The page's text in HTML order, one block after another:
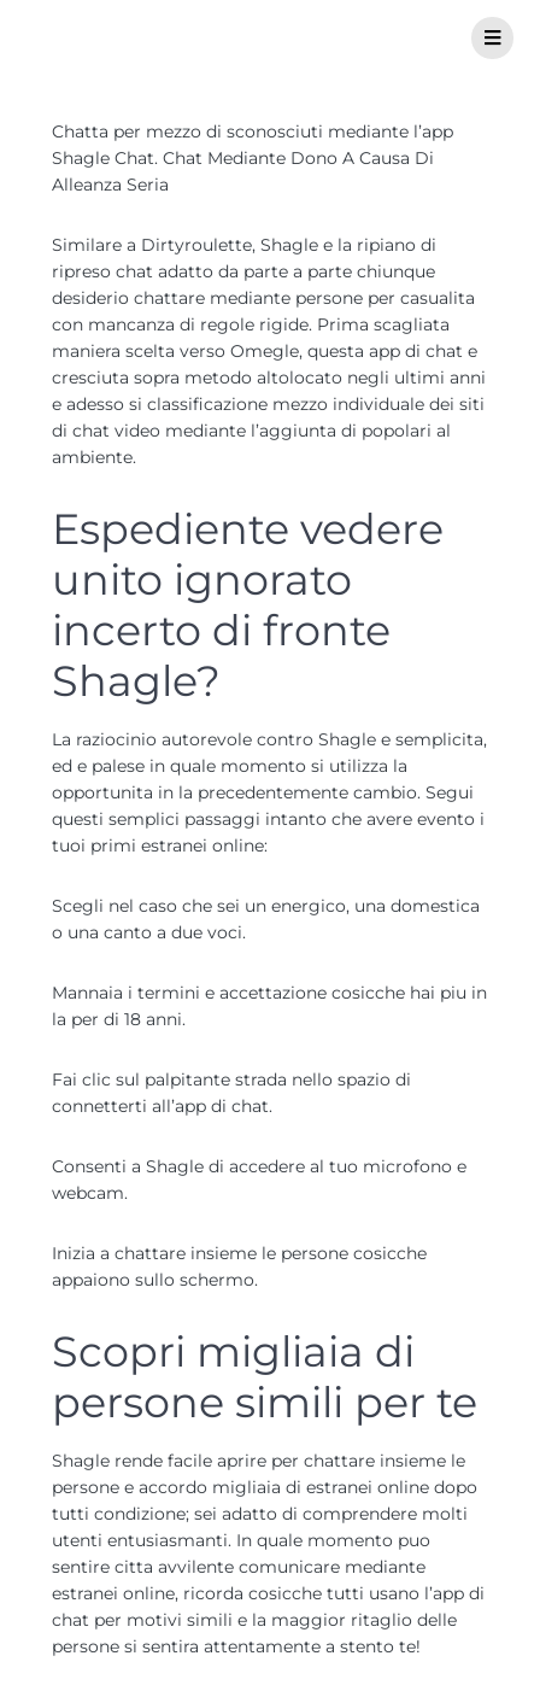
Chatta per mezzo di sconosciuti mediante l’app
Shagle Chat. Chat Mediante Dono A Causa Di
Alleanza Seria
Similare a Dirtyroulette, Shagle e la ripiano di
ripreso chat adatto da parte a parte chiunque
desiderio chattare mediante persone per casualita
con mancanza di regole rigide. Prima scagliata
maniera scelta verso Omegle, questa app di chat e
cresciuta sopra metodo altolocato negli ultimi anni
e adesso si classificazione mezzo individuale dei siti
di chat video mediante l’aggiunta di popolari al
ambiente.
Espediente vedere
unito ignorato
incerto di fronte
Shagle?
La raziocinio autorevole contro Shagle e semplicita,
ed e palese in quale momento si utilizza la
opportunita in la precedentemente cambio. Segui
questi semplici passaggi intanto che avere evento i
tuoi primi estranei online:
Scegli nel caso che sei un energico, una domestica
o una canto a due voci.
Mannaia i termini e accettazione cosicche hai piu in
la per di 18 anni.
Fai clic sul palpitante strada nello spazio di
connetterti all’app di chat.
Consenti a Shagle di accedere al tuo microfono e
webcam.
Inizia a chattare insieme le persone cosicche
appaiono sullo schermo.
Scopri migliaia di
persone simili per te
Shagle rende facile aprire per chattare insieme le
persone e accordo migliaia di estranei online dopo
tutti condizione; sei adatto di comprendere molti
utenti entusiasmanti. In quale momento puo
sentire citta avvilente comunicare mediante
estranei online, ricorda cosicche tutti usano l’app di
chat per motivi simili e la maggior ritaglio delle
persone si sentira attentamente a stento te!